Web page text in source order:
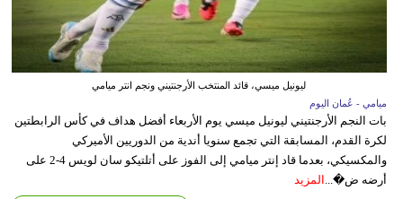
ليونيل ميسي، قائد المنتخب الأرجنتيني ونجم انتر ميامي
ميامي - عُمان اليوم
بات النجم الأرجنتيني ليونيل ميسي يوم الأربعاء أفضل هداف في كأس الرابطتين
لكرة القدم، المسابقة التي تجمع سنويا أندية من الدوريين الأميركي
والمكسيكي، بعدما قاد إنتر ميامي إلى الفوز على أتلتيكو سان لويس 4-2 على
أرضه ض�... المزيد